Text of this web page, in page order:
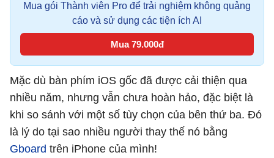
Mua gói Thành viên Pro để trải nghiệm không quảng
cáo và sử dụng các tiện ích AI
Mua 79.000đ
Mặc dù bàn phím iOS gốc đã được cải thiện qua
nhiều năm, nhưng vẫn chưa hoàn hảo, đặc biệt là
khi so sánh với một số tùy chọn của bên thứ ba. Đó
là lý do tại sao nhiều người thay thế nó bằng
Gboard trên iPhone của mình!